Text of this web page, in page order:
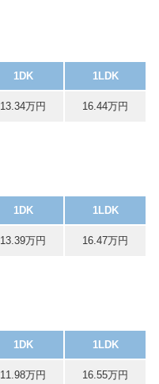
1DK 1LDK
13.34万円 16.44万円
1DK 1LDK
13.39万円 16.47万円
1DK 1LDK
11.98万円 16.55万円